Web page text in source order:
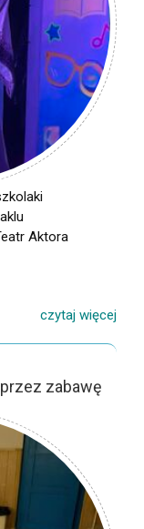
Aktora
zabawę